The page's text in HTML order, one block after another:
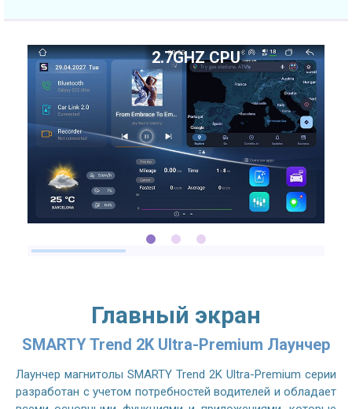
2.7GHZ CPU
Главный экран
SMARTY Trend 2K Ultra-Premium Лаунчер
Лаунчер магнитолы SMARTY Trend 2K Ultra-Premium серии
разработан с учетом потребностей водителей и обладает